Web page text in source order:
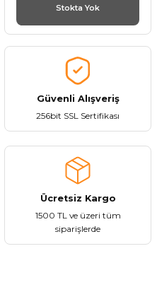
Stokta Yok
Güvenli Alışveriş
256bit SSL Sertifikası
Ücretsiz Kargo
1500 TL ve üzeri tüm
siparişlerde